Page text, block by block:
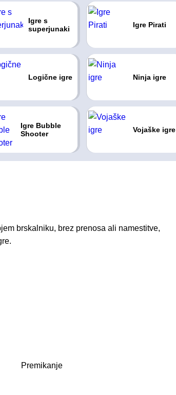
Igre s
superjunaki
Igre Pirati
Logične igre Ninja igre
Igre Bubble
Shooter
Vojaške igre
brskalniku, brez prenosa ali namestitve,
Premikanje